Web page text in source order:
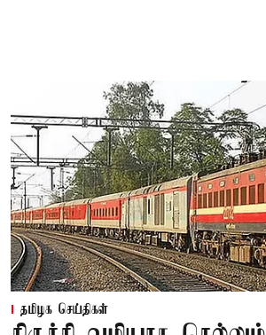
தமிழக செய்திகள்